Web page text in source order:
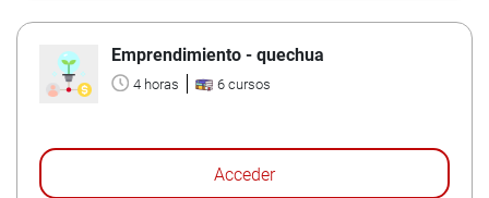
Emprendimiento - quechua
4 horas 6 cursos
Acceder